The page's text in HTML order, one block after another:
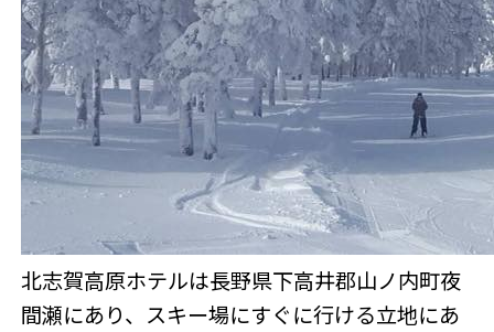
北志賀高原ホテルは長野県下高井郡山ノ内町夜
間瀬にあり、スキー場にすぐに行ける立地にあ